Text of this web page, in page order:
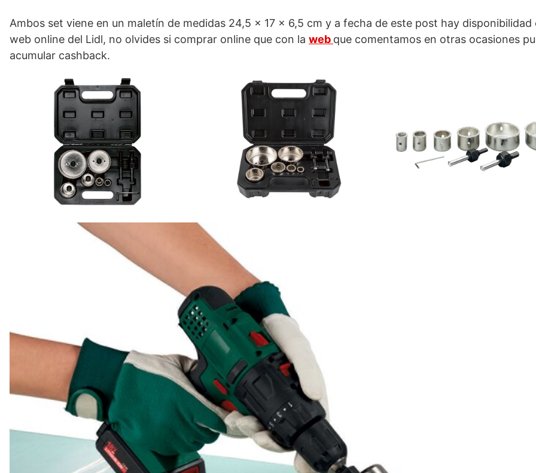
Ambos set viene en un maletín de medidas 24,5 x 17 x 6,5 cm y a fecha de este post hay disponibilidad
web online del Lidl, no olvides si comprar online que con la web que comentamos en otras ocasiones
acumular cashback.